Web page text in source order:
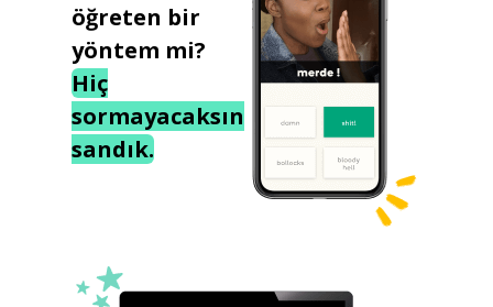
öğreten bir
yöntem mi?
Hiç
sormayacaksın
sandık.